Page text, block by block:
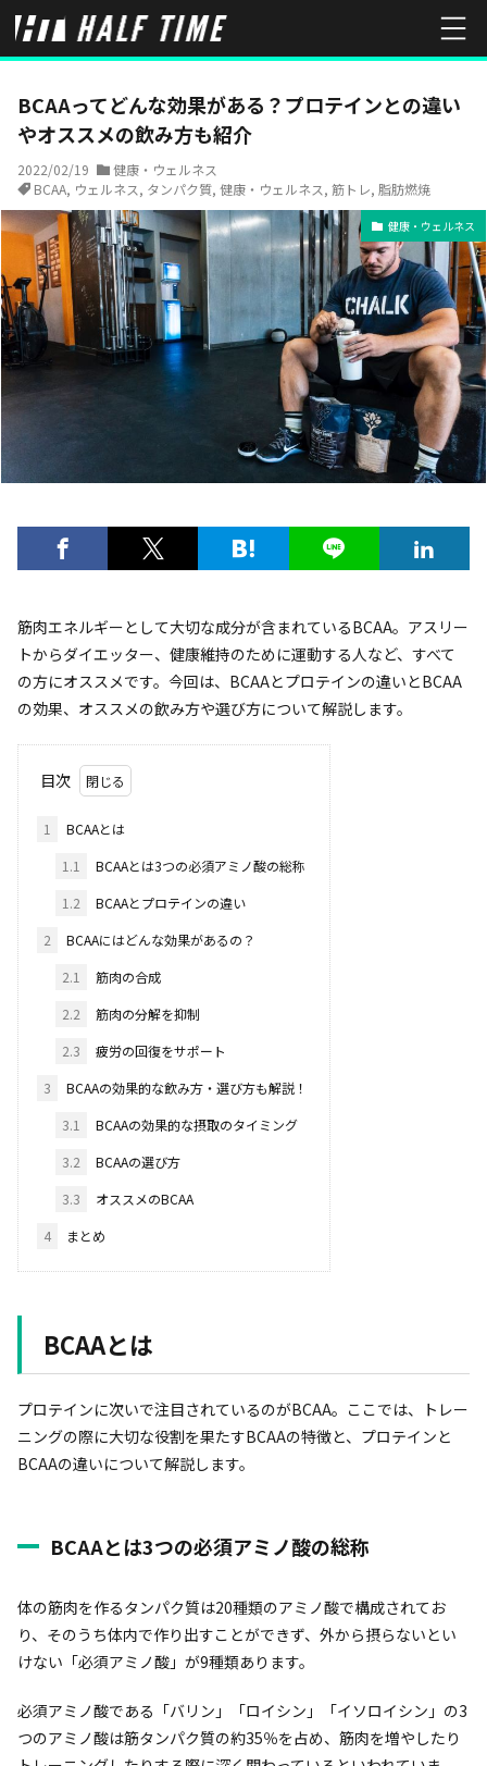
HOME 健康・ウェルネス BCAAってどんな効果がある？プロテイ
BCAAってどんな効果がある？プロテインとの違い
やオススメの飲み方も紹介
2022/02/19
健康・ウェルネス
BCAA, ウェルネス, タンパク質, 健康・ウェルネス, 筋トレ, 脂肪燃焼
健康・ウェルネス
筋肉エネルギーとして大切な成分が含まれているBCAA。アスリー
トからダイエッター、健康維持のために運動する人など、すべて
の方にオススメです。今回は、BCAAとプロテインの違いとBCAA
の効果、オススメの飲み方や選び方について解説します。
目次
1
BCAAとは
1.1
BCAAとは3つの必須アミノ酸の総称
1.2
BCAAとプロテインの違い
2
BCAAにはどんな効果があるの？
2.1
筋肉の合成
2.2
筋肉の分解を抑制
2.3
疲労の回復をサポート
3
BCAAの効果的な飲み方・選び方も解説！
3.1
BCAAの効果的な摂取のタイミング
3.2
BCAAの選び方
3.3
オススメのBCAA
4
まとめ
BCAAとは
プロテインに次いで注目されているのがBCAA。ここでは、トレー
ニングの際に大切な役割を果たすBCAAの特徴と、プロテインと
BCAAの違いについて解説します。
BCAAとは3つの必須アミノ酸の総称
体の筋肉を作るタンパク質は20種類のアミノ酸で構成されてお
り、そのうち体内で作り出すことができず、外から摂らないとい
けない「必須アミノ酸」が9種類あります。
必須アミノ酸である「バリン」「ロイシン」「イソロイシン」の3
つのアミノ酸は筋タンパク質の約35％を占め、筋肉を増やしたり